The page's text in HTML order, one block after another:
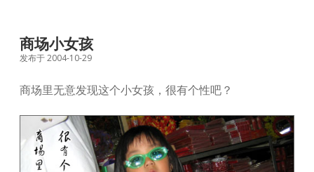
商场小女孩
发布于 2004-10-29
商场里无意发现这个小女孩，很有个性吧？